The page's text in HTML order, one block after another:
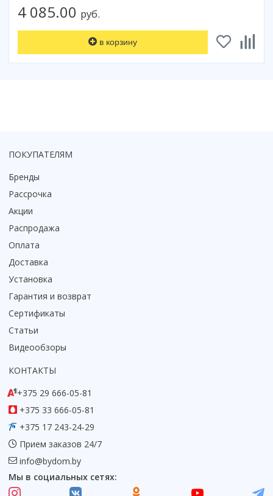
4 085.00 руб.
в корзину
ПОКУПАТЕЛЯМ
Бренды
Рассрочка
Акции
Распродажа
Оплата
Доставка
Установка
Гарантия и возврат
Сертификаты
Статьи
Видеообзоры
КОНТАКТЫ
+375 29 666-05-81
+375 33 666-05-81
+375 17 243-24-29
Прием заказов 24/7
info@bydom.by
Мы в социальных сетях: